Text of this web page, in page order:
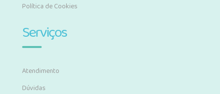
Política de Cookies
Serviços
Atendimento
Dúvidas